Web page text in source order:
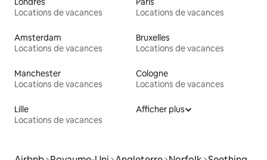
Locations de vacances
Locations de vacances
Amsterdam
Locations de vacances
Bruxelles
Locations de vacances
Manchester
Locations de vacances
Cologne
Locations de vacances
Lille
Locations de vacances
Afficher plus